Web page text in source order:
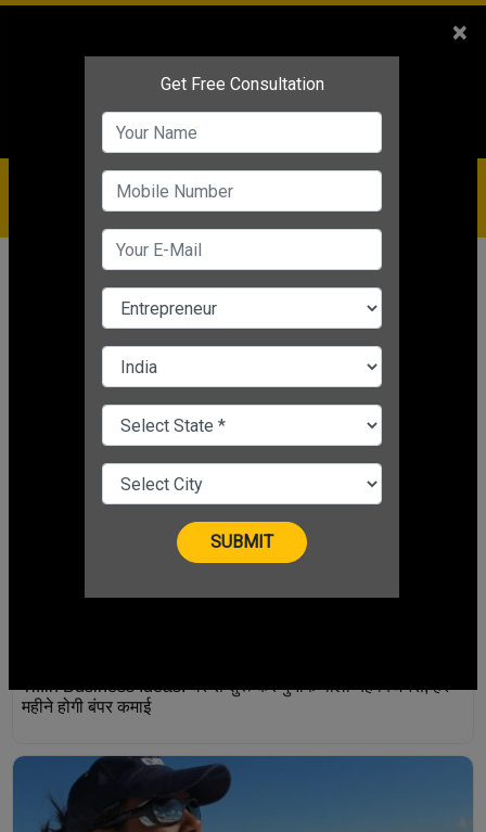
Service
IBC+91-9910344443
care@badabusiness.com
919810544443
Management Courses
MANAGEMENT COURSES
CHANGE LANGUAGE
Tiffin Business Ideas: घर से शुरू करें मुनाफे वाला यह बिजनेस, हर
महीने होगी बंपर कमाई
×